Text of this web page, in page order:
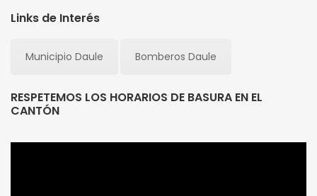
Links de Interés
Municipio Daule Bomberos Daule
RESPETEMOS LOS HORARIOS DE BASURA EN EL
CANTÓN